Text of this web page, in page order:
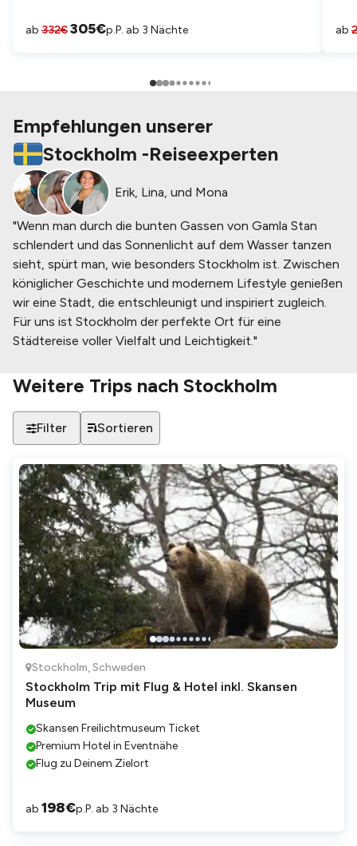
ab 332€305€p.P. ab 3 Nächte ab
Empfehlungen unserer
Stockholm -Reiseexperten
Erik, Lina, und Mona
"Wenn man durch die bunten Gassen von Gamla Stan
schlendert und das Sonnenlicht auf dem Wasser tanzen
sieht, spürt man, wie besonders Stockholm ist. Zwischen
königlicher Geschichte und modernem Lifestyle genießen
wir eine Stadt, die entschleunigt und inspiriert zugleich.
Für uns ist Stockholm der perfekte Ort für eine
Städtereise voller Vielfalt und Leichtigkeit."
Weitere Trips nach Stockholm
Filter Sortieren
Stockholm,Schweden
Stockholm Trip mit Flug & Hotel inkl. Skansen
Museum
Skansen Freilichtmuseum Ticket
Premium Hotel in Eventnähe
Flug zu Deinem Zielort
ab 198€p.P. ab 3 Nächte